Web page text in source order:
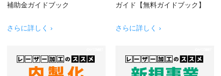
補助金ガイドブック
さらに詳しく ›
ガイド【無料ガイドブック】
さらに詳しく ›